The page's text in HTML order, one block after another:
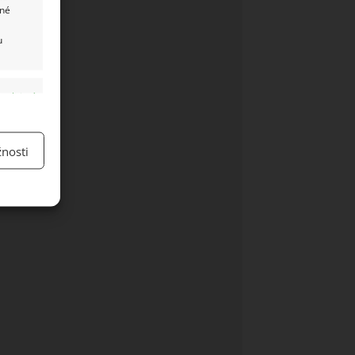
aktivní